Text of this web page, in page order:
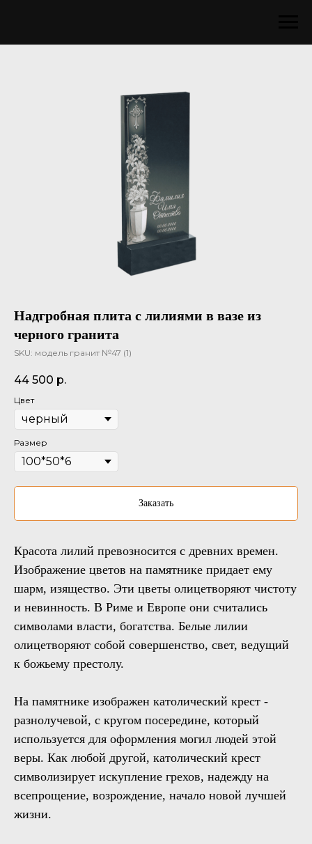
Надгробная плита с лилиями в вазе из
черного гранита
SKU: модель гранит №47 (1)
44 500 р.
Цвет
Размер
Заказать
Красота лилий превозносится с древних времен.
Изображение цветов на памятнике придает ему
шарм, изящество. Эти цветы олицетворяют чистоту
и невинность. В Риме и Европе они считались
символами власти, богатства. Белые лилии
олицетворяют собой совершенство, свет, ведущий
к божьему престолу.
На памятнике изображен католический крест -
разнолучевой, с кругом посередине, который
используется для оформления могил людей этой
веры. Как любой другой, католический крест
символизирует искупление грехов, надежду на
всепрощение, возрождение, начало новой лучшей
жизни.